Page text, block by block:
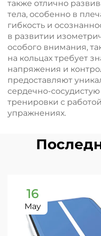
также отлично
тела, особенно в
гибкость и
в развитии
особого внимания,
на кольцах требует
напряжения и
предоставляют
сердечно-
тренировки с
упражнениях.
16
May